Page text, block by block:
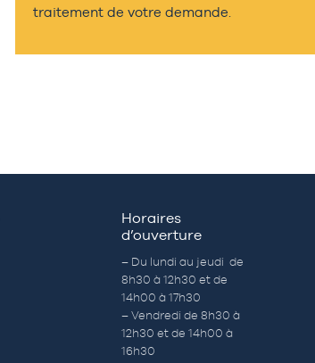
traitement de votre demande.
Horaires
d’ouverture
– Du lundi au jeudi de
8h30 à 12h30 et de
14h00 à 17h30
– Vendredi de 8h30 à
12h30 et de 14h00 à
16h30